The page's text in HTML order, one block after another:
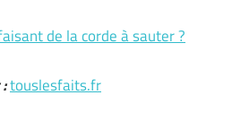
de la corde à sauter ?
touslesfaits.fr